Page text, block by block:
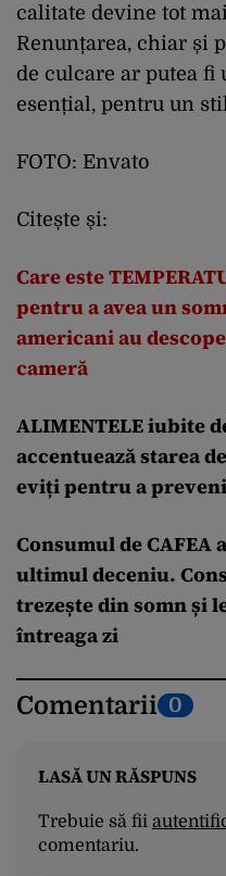
calitate devine tot
Renunțarea, chiar și
de culcare ar putea fi
esențial, pentru un
FOTO: Envato
Citește și:
Care este
pentru a avea un
americani au
cameră
ALIMENTELE iubite
accentuează starea
eviți pentru a
Consumul de
ultimul deceniu.
trezește din somn și
întreaga zi
Comentarii 0
LASĂ UN RĂSPUNS
Trebuie să fii
comentariu.